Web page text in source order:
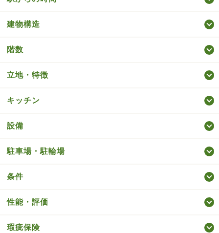
建物構造
階数
立地・特徴
キッチン
設備
駐車場・駐輪場
条件
性能・評価
瑕疵保険